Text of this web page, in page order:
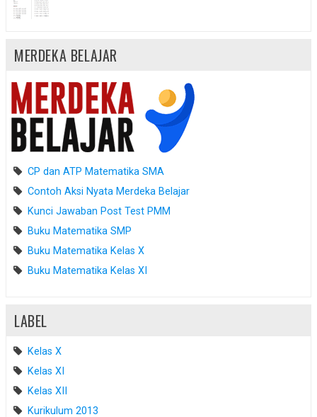
MERDEKA BELAJAR
CP dan ATP Matematika SMA
Contoh Aksi Nyata Merdeka Belajar
Kunci Jawaban Post Test PMM
Buku Matematika SMP
Buku Matematika Kelas X
Buku Matematika Kelas XI
LABEL
Kelas X
Kelas XI
Kelas XII
Kurikulum 2013